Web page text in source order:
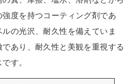
度を持つコーティング剤であ
の光沢、耐久性を備えていま
あり、耐久性と美観を重視する
す。